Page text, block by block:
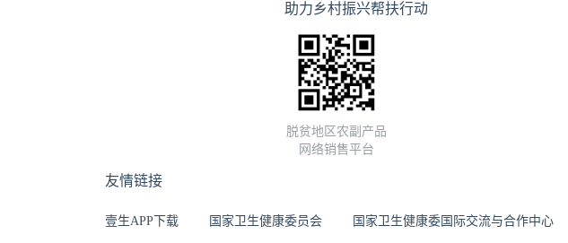
助力乡村振兴帮扶行动
脱贫地区农副产品
网络销售平台
友情链接
壹生APP下载 国家卫生健康委员会 国家卫生健康委国际交流与合作中心